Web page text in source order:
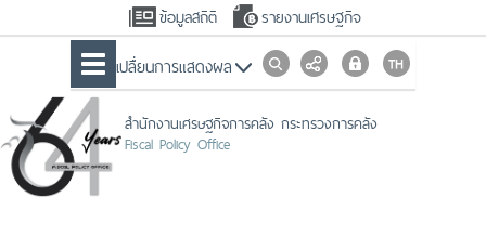
ข้อมูลสถิติ รายงานเศรษฐกิจ
เปลื่ยนการแสดงผล
สำนักงานเศรษฐกิจการคลัง กระทรวงการคลัง
Fiscal Policy Office